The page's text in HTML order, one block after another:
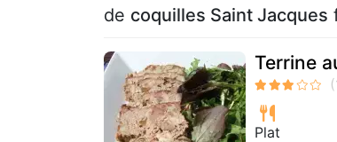
de coquilles Saint Jacques
Terrine
Plat